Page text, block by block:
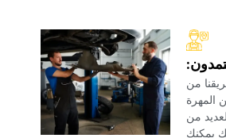
من
المهرة
من
يمكنك